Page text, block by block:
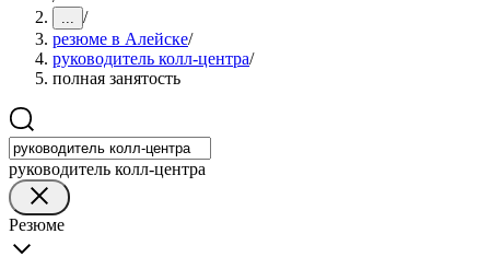
... /
резюме в Алейске/
руководитель колл-центра/
полная занятость
руководитель колл-центра
Резюме